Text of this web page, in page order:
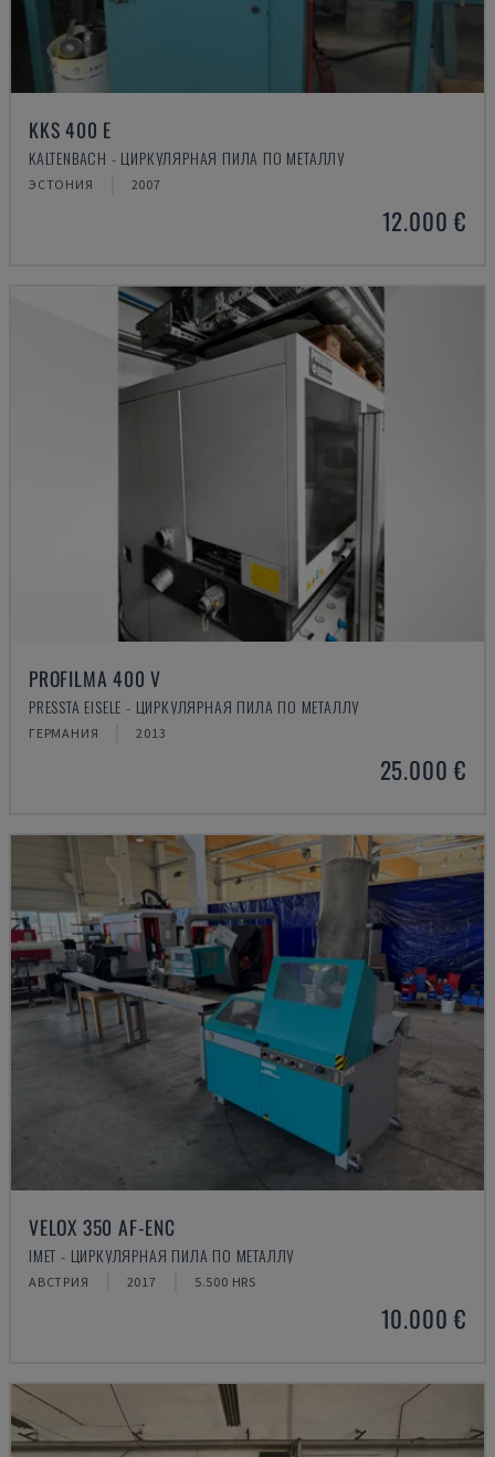
KKS 400 E
KALTENBACH - ЦИРКУЛЯРНАЯ ПИЛА ПО МЕТАЛЛУ
ЭСТОНИЯ 2007
12.000 €
PROFILMA 400 V
PRESSTA EISELE - ЦИРКУЛЯРНАЯ ПИЛА ПО МЕТАЛЛУ
ГЕРМАНИЯ 2013
25.000 €
VELOX 350 AF-ENC
IMET - ЦИРКУЛЯРНАЯ ПИЛА ПО МЕТАЛЛУ
АВСТРИЯ 2017 5.500 HRS
10.000 €